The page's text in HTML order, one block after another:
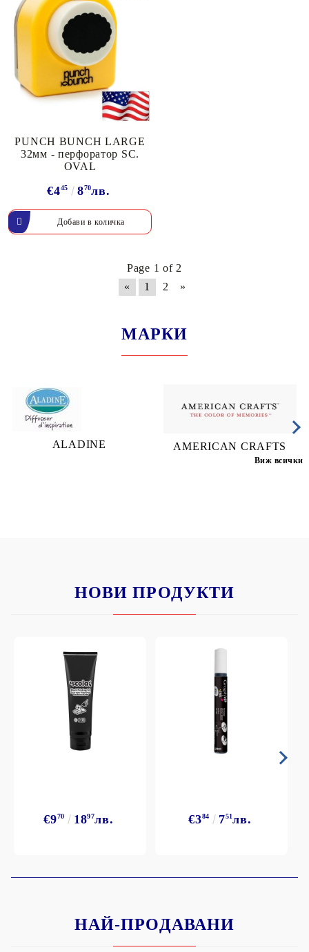
PUNCH BUNCH LARGE
32мм - перфоратор SC.
OVAL
€445 870лв.
Page 1 of 2
«
1 2 »
МАРКИ
ALADINE AMERICAN CRAFTS
Виж всички
НОВИ ПРОДУКТИ
€970 1897лв. €384 751лв.
НАЙ-ПРОДАВАНИ